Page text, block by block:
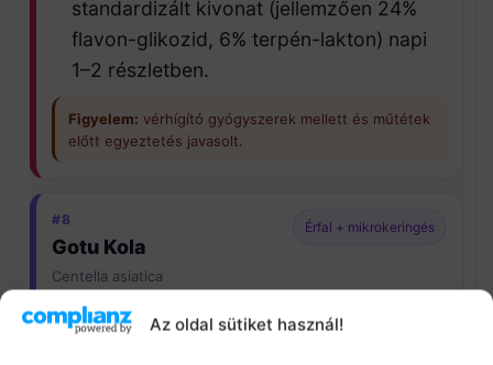
Az oldal sütiket használ!
standardizált kivonat (jellemzően 24%
flavon-glikozid, 6% terpén-lakton) napi
1–2 részletben.
Figyelem: vérhígító gyógyszerek mellett és műtétek
előtt egyeztetés javasolt.
#8
Gotu Kola
Centella asiatica
Érfal + mikrokeringés
Érfal támogatás
→ rugalmasság és